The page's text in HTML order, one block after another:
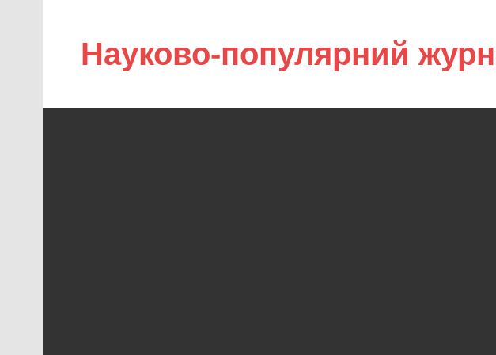
Науково-популярний